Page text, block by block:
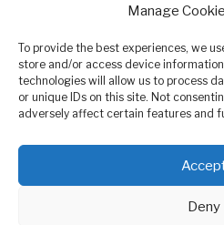
Manage
To provide the best experiences, we
store and/or access device
technologies will allow us to process
or unique IDs on this site. Not
adversely affect certain features and
Deny
Tristesse et attente
Variable complexe